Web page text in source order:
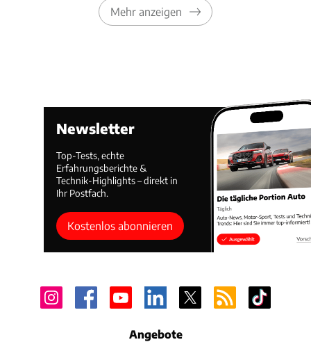
Mehr anzeigen
Newsletter
Top-Tests, echte
Erfahrungsberichte &
Technik-Highlights – direkt in
Ihr Postfach.
Kostenlos abonnieren
Angebote